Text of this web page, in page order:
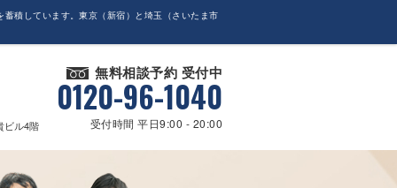
積しています。東京（新宿）と埼玉（さいたま市
ビル4階
無料相談予約 受付中
0120-96-1040
受付時間 平日9:00 - 20:00